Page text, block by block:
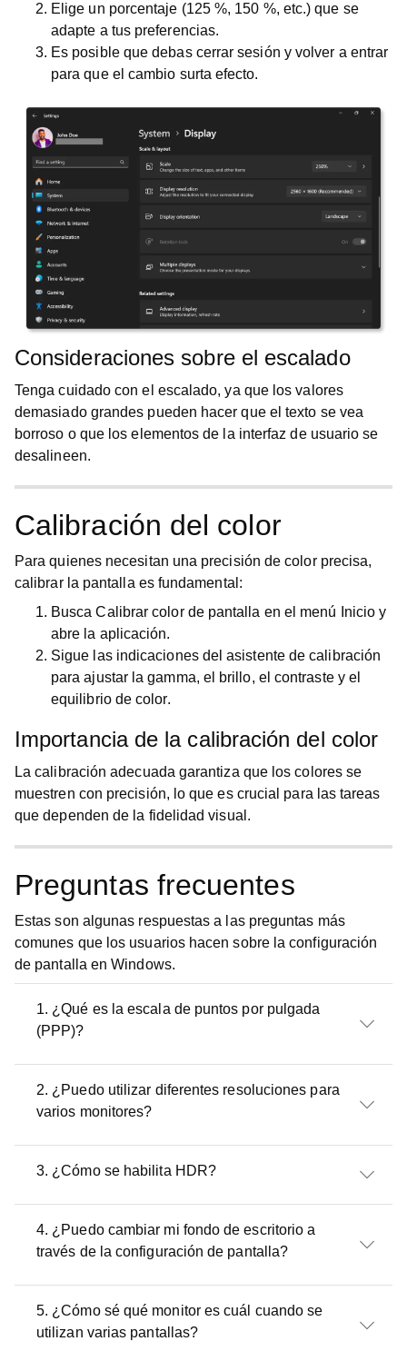
Elige un porcentaje (125 %, 150 %, etc.) que se
adapte a tus preferencias.
Es posible que debas cerrar sesión y volver a entrar
para que el cambio surta efecto.
Consideraciones sobre el escalado
Tenga cuidado con el escalado, ya que los valores
demasiado grandes pueden hacer que el texto se vea
borroso o que los elementos de la interfaz de usuario se
desalineen.
Calibración del color
Para quienes necesitan una precisión de color precisa,
calibrar la pantalla es fundamental:
BuscaCalibrar color de pantalla en el menú Inicio y
abre la aplicación.
Sigue las indicaciones del asistente de calibración
para ajustar la gamma, el brillo, el contraste y el
equilibrio de color.
Importancia de la calibración del color
La calibración adecuada garantiza que los colores se
muestren con precisión, lo que es crucial para las tareas
que dependen de la fidelidad visual.
Preguntas frecuentes
Estas son algunas respuestas a las preguntas más
comunes que los usuarios hacen sobre la configuración
de pantalla en Windows.
1. ¿Qué es la escala de puntos por pulgada
(PPP)?
2. ¿Puedo utilizar diferentes resoluciones para
varios monitores?
3. ¿Cómo se habilita HDR?
4. ¿Puedo cambiar mi fondo de escritorio a
través de la configuración de pantalla?
5. ¿Cómo sé qué monitor es cuál cuando se
utilizan varias pantallas?